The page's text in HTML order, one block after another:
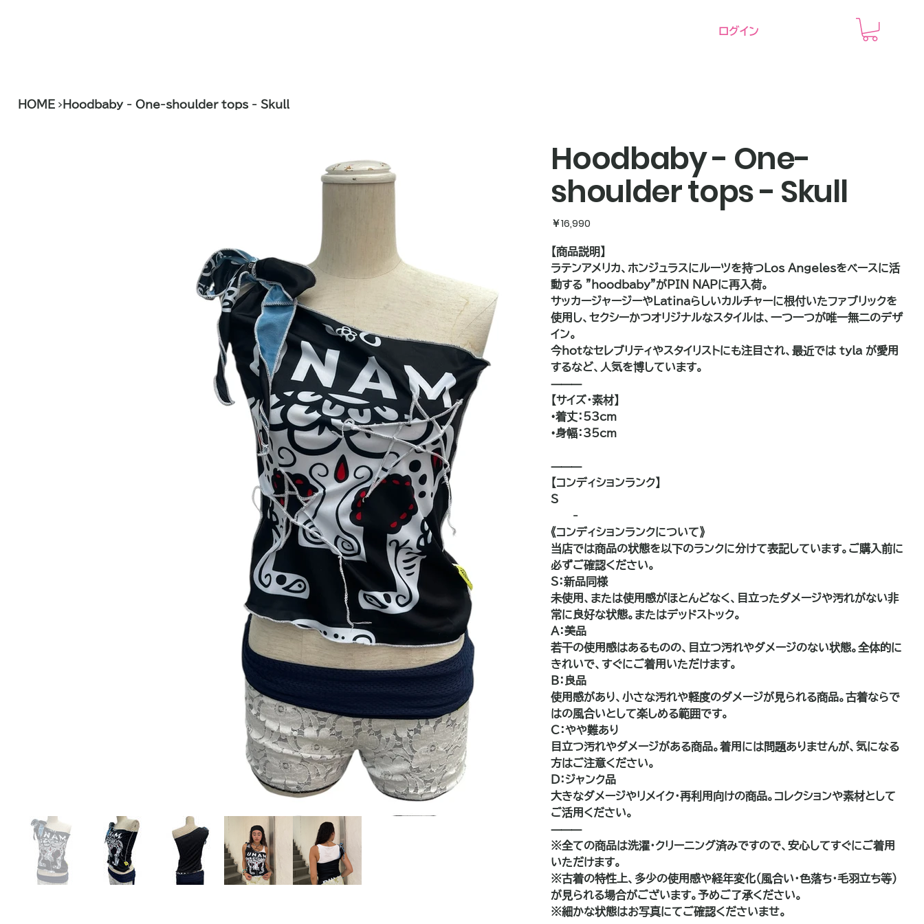
ログイン
HOME > Hoodbaby - One-shoulder tops - Skull
Hoodbaby - One-
shoulder tops - Skull
価
￥16,990
【商品説明】
ラテンアメリカ、ホンジュラスにルーツを持つLos Angelesをベースに活
動する "hoodbaby"がPIN NAPに再入荷。
サッカージャージーやLatinaらしいカルチャーに根付いたファブリックを
使用し、セクシーかつオリジナルなスタイルは、一つ一つが唯一無二のデザ
イン。
今hotなセレブリティやスタイリストにも注目され、最近では tyla が愛用
するなど、人気を博しています。
⸻
【サイズ・素材】
•着丈：53cm
•身幅：35cm
⸻
【コンディションランク】
S
——-
《コンディションランクについて》
当店では商品の状態を以下のランクに分けて表記しています。ご購入前に
必ずご確認ください。
S：新品同様
未使用、または使用感がほとんどなく、目立ったダメージや汚れがない非
常に良好な状態。またはデッドストック。
A：美品
若干の使用感はあるものの、目立つ汚れやダメージのない状態。全体的に
きれいで、すぐにご着用いただけます。
B：良品
使用感があり、小さな汚れや軽度のダメージが見られる商品。古着ならで
はの風合いとして楽しめる範囲です。
C：やや難あり
目立つ汚れやダメージがある商品。着用には問題ありませんが、気になる
方はご注意ください。
D：ジャンク品
大きなダメージやリメイク・再利用向けの商品。コレクションや素材として
ご活用ください。
⸻
※全ての商品は洗濯・クリーニング済みですので、安心してすぐにご着用
いただけます。
※古着の特性上、多少の使用感や経年変化（風合い・色落ち・毛羽立ち等）
が見られる場合がございます。予めご了承ください。
※細かな状態はお写真にてご確認くださいませ。